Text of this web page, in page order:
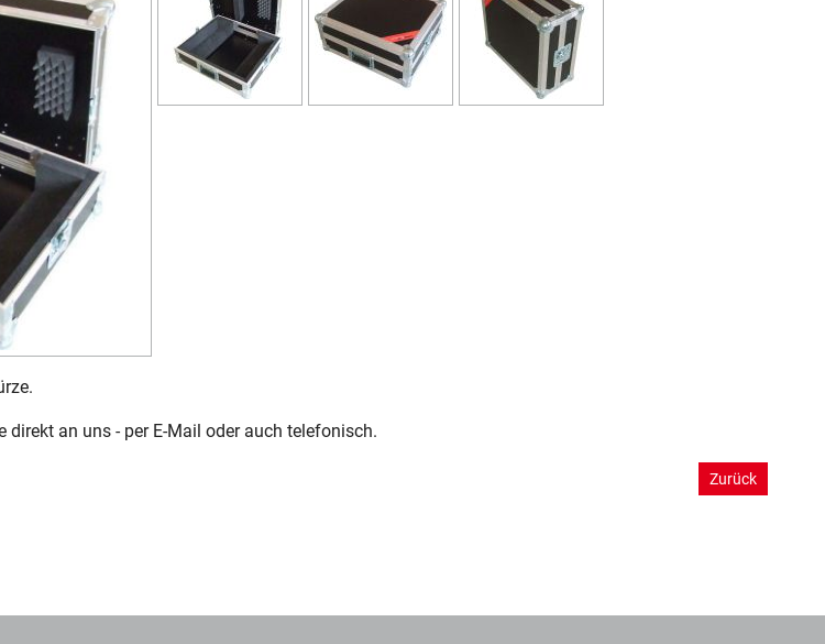
direkt an uns - per E-Mail oder auch telefonisch.
Zurück